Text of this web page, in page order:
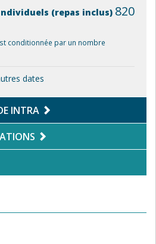
(repas inclus) 820
conditionnée par un nombre
dates
INTRA